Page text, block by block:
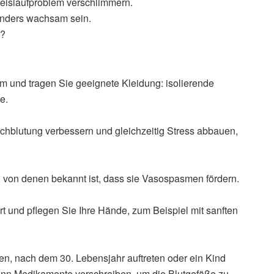
wachsam sein.
und tragen Sie geeignete Kleidung: isolierende
verbessern und gleichzeitig Stress abbauen,
denen bekannt ist, dass sie Vasospasmen fördern.
pflegen Sie Ihre Hände, zum Beispiel mit sanften
nach dem 30. Lebensjahr auftreten oder ein Kind